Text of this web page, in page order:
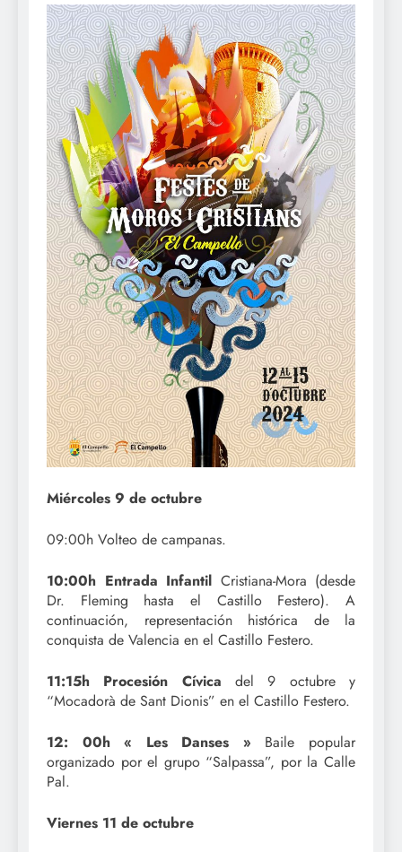
Miércoles 9 de octubre
09:00h Volteo de campanas.
10:00h Entrada Infantil Cristiana-Mora (desde
Dr. Fleming hasta el Castillo Festero). A
continuación, representación histórica de la
conquista de Valencia en el Castillo Festero.
11:15h Procesión Cívica del 9 octubre y
“Mocadorà de Sant Dionis” en el Castillo Festero.
12: 00h « Les Danses » Baile popular
organizado por el grupo “Salpassa”, por la Calle
Pal.
Viernes 11 de octubre